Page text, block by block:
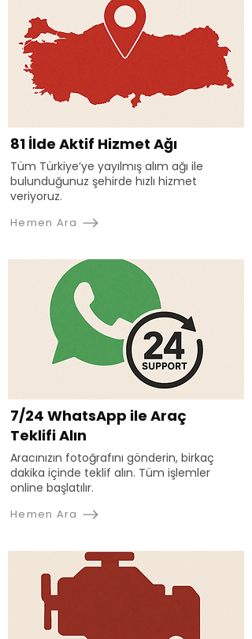
81 İlde Aktif Hizmet Ağı
Tüm Türkiye’ye yayılmış alım ağı ile
bulunduğunuz şehirde hızlı hizmet
veriyoruz.
Hemen Ara
7/24 WhatsApp ile Araç
Teklifi Alın
Aracınızın fotoğrafını gönderin, birkaç
dakika içinde teklif alın. Tüm işlemler
online başlatılır.
Hemen Ara